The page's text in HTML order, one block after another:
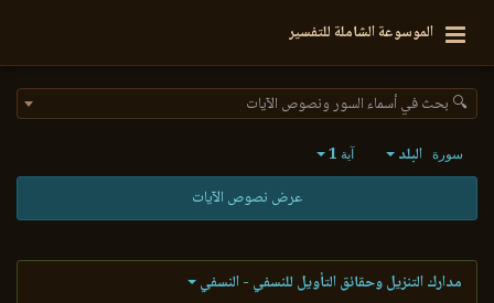
الموسوعة الشاملة للتفسير
🔍 بحث في أسماء السور ونصوص الآيات
سورة البلد آية 1
عرض نصوص الآيات
مدارك التنزيل وحقائق التأويل للنسفي - النسفي